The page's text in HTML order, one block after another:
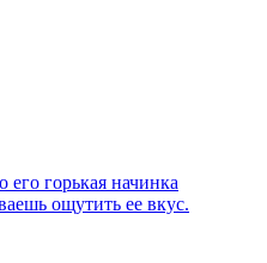
его горькая начинка
ощутить ее вкус.